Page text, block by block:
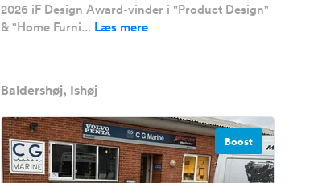
2026 iF Design Award-vinder i "Product Design"
& "Home Furni... Læs mere
Baldershøj, Ishøj
Boost